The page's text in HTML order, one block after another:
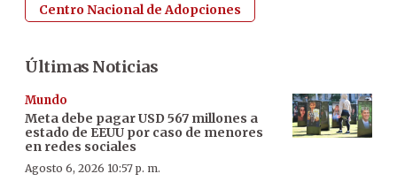
Centro Nacional de Adopciones
Últimas Noticias
Mundo
Meta debe pagar USD 567 millones a
estado de EEUU por caso de menores
en redes sociales
Agosto 6, 2026 10:57 p. m.